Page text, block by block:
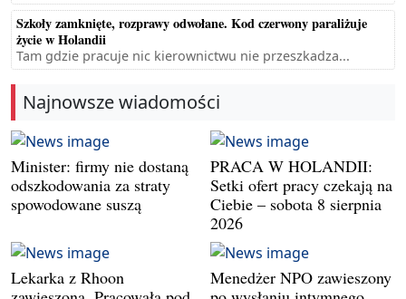
Szkoły zamknięte, rozprawy odwołane. Kod czerwony paraliżuje
życie w Holandii
Tam gdzie pracuje nic kierownictwu nie przeszkadza...
Najnowsze wiadomości
Minister: firmy nie dostaną
odszkodowania za straty
spowodowane suszą
PRACA W HOLANDII:
Setki ofert pracy czekają na
Ciebie – sobota 8 sierpnia
2026
Lekarka z Rhoon
Menedżer NPO zawieszony